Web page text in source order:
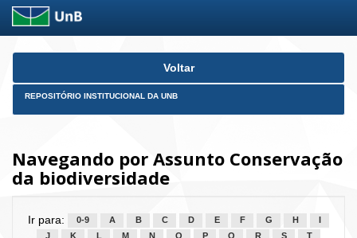
Skip
Voltar
REPOSITÓRIO INSTITUCIONAL DA UNB
Navegando por Assunto Conservação
da biodiversidade
Ir para: 0-9 A B C D E F G H
J
K L M N O P Q R S
T